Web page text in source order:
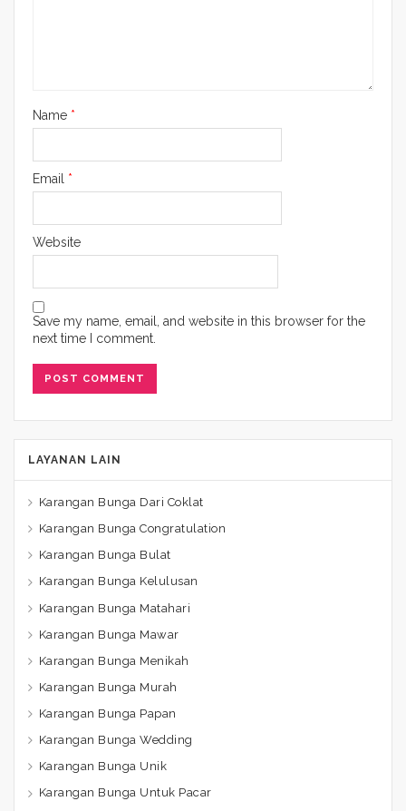
Name *
Email *
Website
Save my name, email, and website in this browser for the
next time I comment.
LAYANAN LAIN
Karangan Bunga Dari Coklat
Karangan Bunga Congratulation
Karangan Bunga Bulat
Karangan Bunga Kelulusan
Karangan Bunga Matahari
Karangan Bunga Mawar
Karangan Bunga Menikah
Karangan Bunga Murah
Karangan Bunga Papan
Karangan Bunga Wedding
Karangan Bunga Unik
Karangan Bunga Untuk Pacar